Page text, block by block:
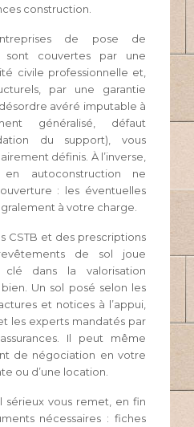
construction.
de pose de
couvertes par une
civile professionnelle et,
par une garantie
avéré imputable à
généralisé, défaut
du support), vous
définis. À l’inverse,
autoconstruction ne
: les éventuelles
à votre charge.
CSTB et des prescriptions
de sol joue
dans la valorisation
Un sol posé selon les
et notices à l’appui,
les experts mandatés par
Il peut même
de négociation en votre
ou d’une location.
sérieux vous remet, en fin
nécessaires : fiches